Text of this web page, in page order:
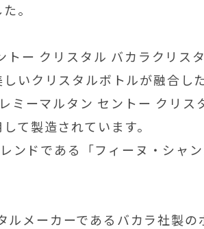
。
トー クリスタル バカラクリス
いクリスタルボトルが融合した
ミーマルタン セントー クリス
て製造されています。
ドである「フィーヌ・シャン
メーカーであるバカラ社製の